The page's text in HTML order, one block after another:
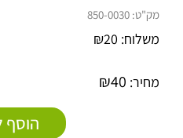
מק"ט: 850-0030
משלוח: ₪20
מחיר: ₪40
הוסף